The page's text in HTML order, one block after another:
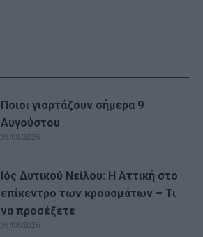
Ποιοι γιορτάζουν σήμερα 9
Αυγούστου
09/08/2026
Ιός Δυτικού Νείλου: Η Αττική στο
επίκεντρο των κρουσμάτων – Τι
να προσέξετε
09/08/2026